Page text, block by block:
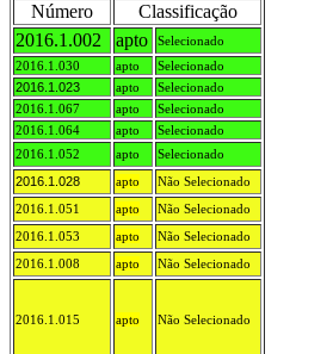
Número
Classificação
2016.1.002
apto Selecionado
2016.1.030
apto Selecionado
2016.1.023
apto Selecionado
2016.1.067
apto Selecionado
2016.1.064
apto Selecionado
2016.1.052
apto Selecionado
2016.1.028
apto Não Selecionado
2016.1.051
apto Não Selecionado
2016.1.053
apto Não Selecionado
2016.1.008
apto Não Selecionado
2016.1.015 apto Não Selecionado